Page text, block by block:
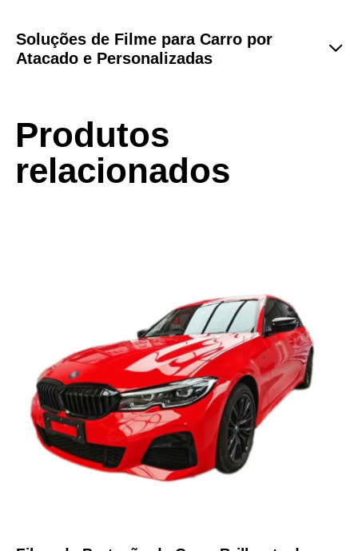
Soluções de Filme para Carro por
Atacado e Personalizadas
Produtos
relacionados